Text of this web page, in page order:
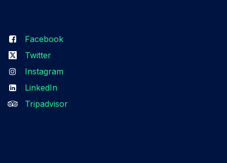
Facebook
Twitter
Instagram
LinkedIn
Tripadvisor